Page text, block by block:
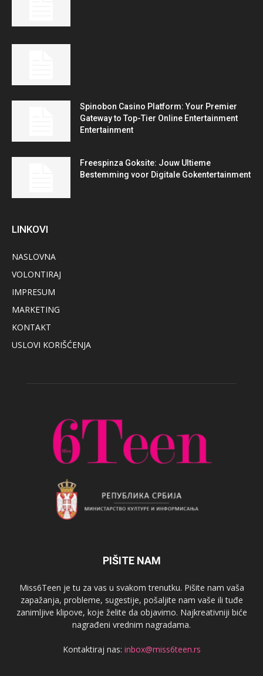
Spinobon Casino Platform: Your Premier
Gateway to Top-Tier Online Entertainment
Entertainment
Freespinza Goksite: Jouw Ultieme
Bestemming voor Digitale Gokentertainment
LINKOVI
NASLOVNA
VOLONTIRAJ
IMPRESUM
MARKETING
KONTAKT
USLOVI KORIŠĆENJA
PIŠITE NAM
Miss6Teen je tu za vas u svakom trenutku. Pišite nam vaša
zapažanja, probleme, sugestije, pošaljite nam vaše ili tuđe
zanimljive klipove, koje želite da objavimo. Najkreativniji biće
nagrađeni vrednim nagradama.
Kontaktiraj nas: inbox@miss6teen.rs